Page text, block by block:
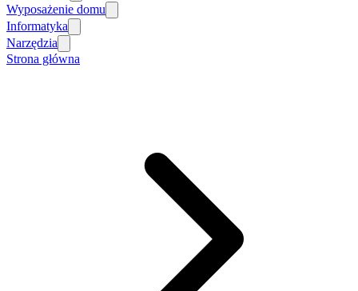
Wyposażenie domu
Informatyka
Narzędzia
Strona główna